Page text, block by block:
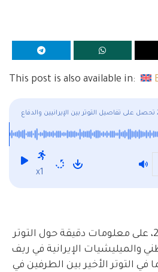
This post is also available in:
ديرالزور24 تحصل على تفاصيل التوتر بين الإيرانيين والدفاع
الوطني في الميادين
x1
حصلت شبكة ديرالزور24، على معلومات دقيقة حول التوتر
والميليشيات الإيرانية في ريف
في التوتر الأخير بين الطرفين في